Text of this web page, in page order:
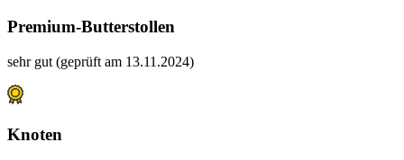
Premium-Butterstollen
sehr gut (geprüft am 13.11.2024)
Knoten